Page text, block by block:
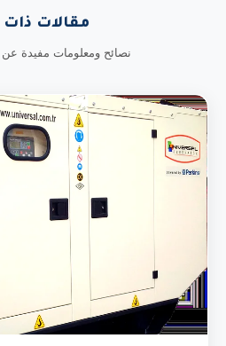
مقالات
نصائح ومعلومات مفيدة عن